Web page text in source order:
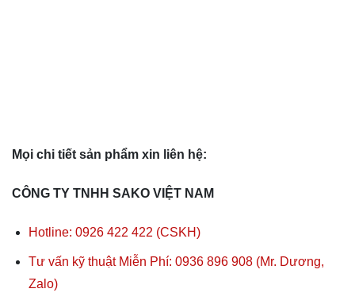
Mọi chi tiết sản phẩm xin liên hệ:
CÔNG TY TNHH SAKO VIỆT NAM
Hotline: 0926 422 422 (CSKH)
Tư vấn kỹ thuật Miễn Phí: 0936 896 908 (Mr. Dương,
Zalo)